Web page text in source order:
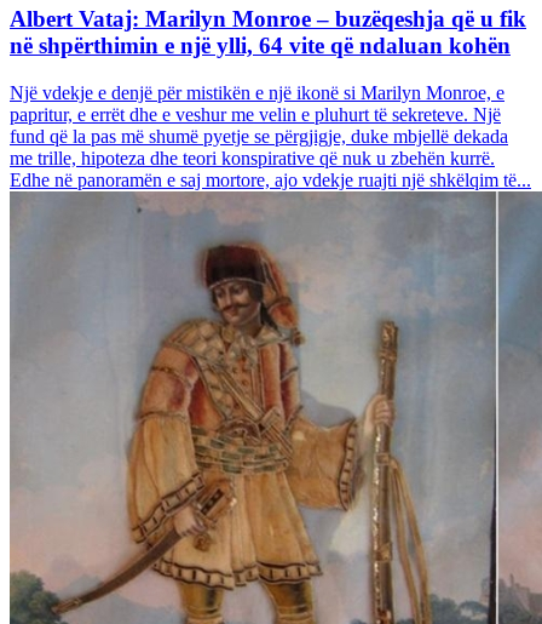
Albert Vataj: Marilyn Monroe – buzëqeshja që u fik
në shpërthimin e një ylli, 64 vite që ndaluan kohën
Një vdekje e denjë për mistikën e një ikonë si Marilyn Monroe, e
papritur, e errët dhe e veshur me velin e pluhurt të sekreteve. Një
fund që la pas më shumë pyetje se përgjigje, duke mbjellë dekada
me trille, hipoteza dhe teori konspirative që nuk u zbehën kurrë.
Edhe në panoramën e saj mortore, ajo vdekje ruajti një shkëlqim të...